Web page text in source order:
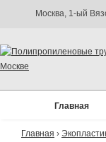
Москва, 1-ый
Главная
Главная ›